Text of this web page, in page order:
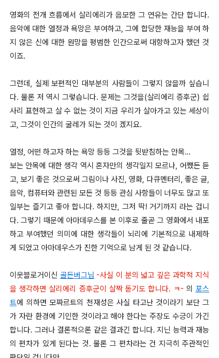
영화의 전개 흐름에서 살리에리가 음모한 그 연유는 간단 합니다.
음악에 대한 열정과 욕망은 부여하고, 그에 합당한 재능을 부여 하
지 않은 신에 대한 원망을 평범한 인간으로써 대항하고자 했던 것
이죠.
그런데, 실제 보편적인 대부분의 사람들이 그렇지 않을까 싶습니
다. 물론 저 역시 그렇습니다. 문제는 그것을(살리에리 증후군) 쉽
사리 표현하고 살 수 없는 것이 지금 우리가 살아가고 있는 세상이
고, 그것이 인간의 굴레가 되는 것이 겠지요.
열정, 어떤 하고자 하는 욕망 등등 그것을 뒷받침하는 안목...
보는 안목에 대한 생각 역시 혼자만의 생각일지 모르나, 어쨌든 듣
고, 보기 좋은 것으로써 그림이나 사진, 영화, 다큐멘터리, 좋은 글,
음악, 컴퓨터와 관련된 모든 것 등등 관심 사항들이 너무도 많고 또
일부는 즐기고 좋아 합니다. 하지만, 그저 딱! 거기까지 라는 겁니
다. 그렇기 때문에 아마데우스를 본 이후로 줄곧 그 영화에서 내포
하고 부여했던 의미에 대한 생각들이 뇌리에 기본적으로 내제하
게 되었고 아마데우스가 진한 기억으로 남게 된 것 같습니다.
이웃블로거이신 골든버그님 -사실 이 분의 넓고 깊은 과학적 지식
을 생각하면 살리에리 증후군이 살짝 돋기도 합니다. ㅋ- 의포스
트에 의하면 모짜르트의 천재성은 사실 타고난 것이라기 보단 그
가 자란 환경에 기인한 것이라고 해야 한다는 주장도 수긍이 가긴
합니다. 그러나 결론적으론 같은 결과긴 합니다. 지닌 능력과 재능
의 편차가 있게 된다는 것. 물론 그 편차라는 건 지극히 주관적인